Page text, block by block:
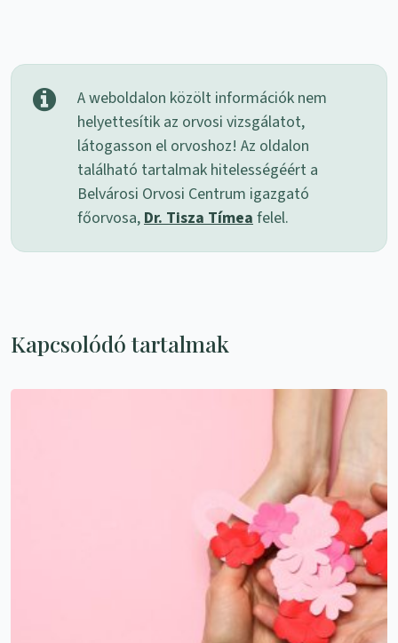
A weboldalon közölt információk nem
helyettesítik az orvosi vizsgálatot,
látogasson el orvoshoz! Az oldalon
található tartalmak hitelességéért a
Belvárosi Orvosi Centrum igazgató
főorvosa, Dr. Tisza Tímea felel.
Kapcsolódó tartalmak